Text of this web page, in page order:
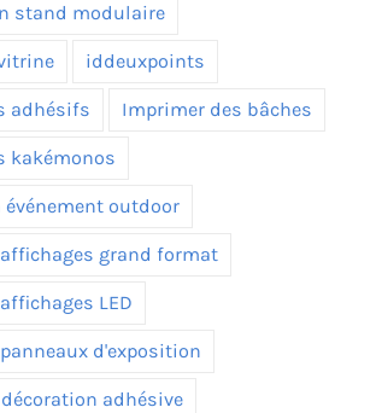
stand modulaire
iddeuxpoints
adhésifs Imprimer des bâches
kakémonos
événement outdoor
grand format
LED
d'exposition
adhésive